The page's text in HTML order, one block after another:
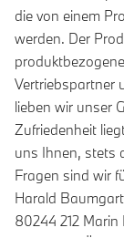
die von einem
werden. Der
Vertriebspartner
lieben wir unser
Zufriedenheit
uns Ihnen, stets
Fragen sind wir
Harald
80244 212